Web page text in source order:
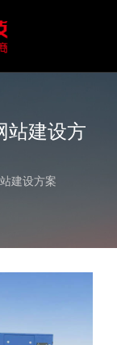
站建设方
建设方案